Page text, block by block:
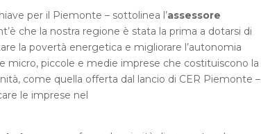
per il Piemonte – sottolinea l’assessore
che la nostra regione è stata la prima a dotarsi di
la povertà energetica e migliorare l’autonomia
piccole e medie imprese che costituiscono la
come quella offerta dal lancio di CER Piemonte –
le imprese nel